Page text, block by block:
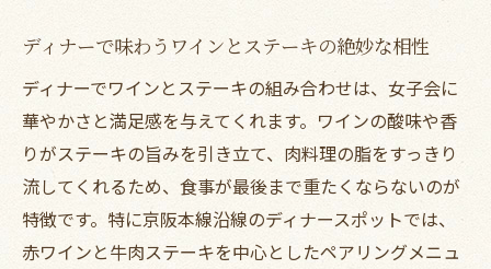
ディナーで味わうワインとステーキの絶妙な相性
ディナーでワインとステーキの組み合わせは、女子会に
華やかさと満足感を与えてくれます。ワインの酸味や香
りがステーキの旨みを引き立て、肉料理の脂をすっきり
流してくれるため、食事が最後まで重たくならないのが
特徴です。特に京阪本線沿線のディナースポットでは、
赤ワインと牛肉ステーキを中心としたペアリングメニュ